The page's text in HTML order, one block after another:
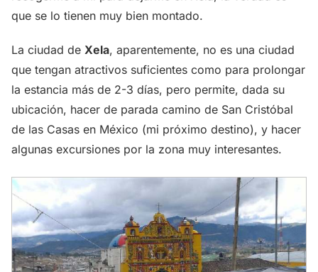
que se lo tienen muy bien montado.
La ciudad de Xela, aparentemente, no es una ciudad
que tengan atractivos suficientes como para prolongar
la estancia más de 2-3 días, pero permite, dada su
ubicación, hacer de parada camino de San Cristóbal
de las Casas en México (mi próximo destino), y hacer
algunas excursiones por la zona muy interesantes.